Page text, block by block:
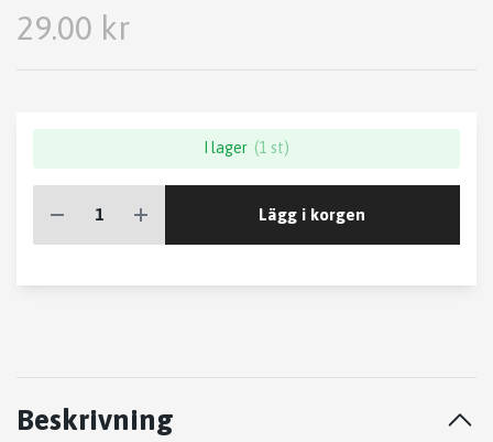
29.00 kr
I lager (1 st)
Lägg i korgen
Beskrivning